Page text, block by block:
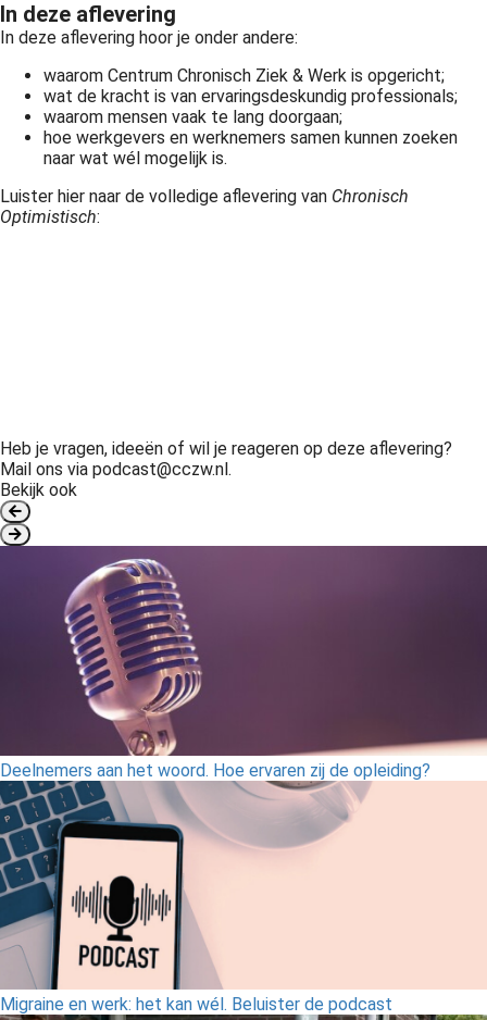
In deze aflevering
In deze aflevering hoor je onder andere:
waarom Centrum Chronisch Ziek & Werk is opgericht;
wat de kracht is van ervaringsdeskundig professionals;
waarom mensen vaak te lang doorgaan;
hoe werkgevers en werknemers samen kunnen zoeken
naar wat wél mogelijk is.
Luister hier naar de volledige aflevering van Chronisch
Optimistisch:
Heb je vragen, ideeën of wil je reageren op deze aflevering?
Mail ons via podcast@cczw.nl.
Bekijk ook
Deelnemers aan het woord. Hoe ervaren zij de opleiding?
Migraine en werk: het kan wél. Beluister de podcast